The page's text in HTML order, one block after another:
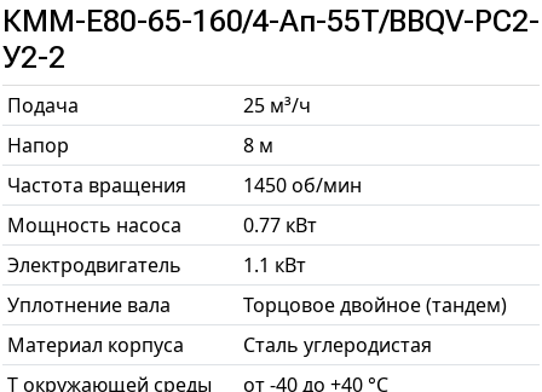
КММ-Е80-65-160/4-Ап-55Т/BBQV-РС2-
У2-2
Подача
25 м³/ч
Напор
8 м
Частота вращения
1450 об/мин
Мощность насоса
0.77 кВт
Электродвигатель
1.1 кВт
Уплотнение вала
Торцовое двойное (тандем)
Материал корпуса
Сталь углеродистая
T окружающей среды
от -40 до +40 °С